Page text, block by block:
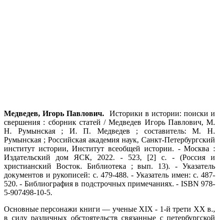
Медведев, Игорь Павлович.
Историки в истории: поиски и
свершения : сборник статей / Медведев Игорь Павлович, М.
Н. Румынская ; И. П. Медведев ; составитель: М. Н.
Румынская ; Российская академия наук, Санкт-Петербургский
институт истории, Институт всеобщей истории. - Москва :
Издательский дом ЯСК, 2022. - 523, [2] с. - (Россия и
христианский Восток. Библиотека ; вып. 13). - Указатель
документов и рукописей: с. 479-488. - Указатель имен: с. 487-
520. - Библиография в подстрочных примечаниях. - ISBN 978-
5-907498-10-5.
Основные персонажи книги — ученые XIX - 1-й трети XX в.,
в силу различных обстоятельств связанные с петербургской